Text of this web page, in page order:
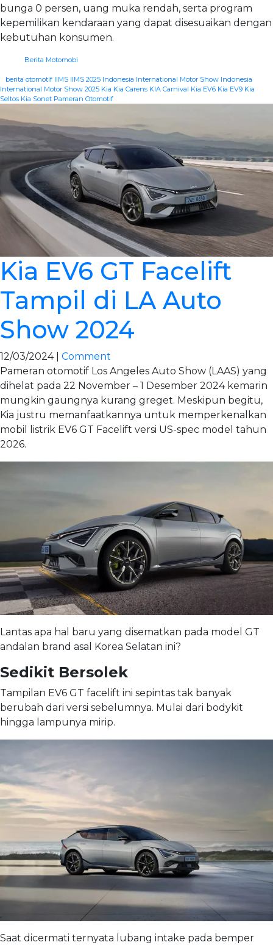
bunga 0 persen, uang muka rendah, serta program
kepemilikan kendaraan yang dapat disesuaikan dengan
kebutuhan konsumen.
Berita Motomobi
berita otomotif IIMS IIMS 2025 Indonesia International Motor Show Indonesia
International Motor Show 2025 Kia Kia Carens KIA Carnival Kia EV6 Kia EV9 Kia
Seltos Kia Sonet Pameran Otomotif
Kia EV6 GT Facelift
Tampil di LA Auto
Show 2024
12/03/2024 | Comment
Pameran otomotif Los Angeles Auto Show (LAAS) yang
dihelat pada 22 November – 1 Desember 2024 kemarin
mungkin gaungnya kurang greget. Meskipun begitu,
Kia justru memanfaatkannya untuk memperkenalkan
mobil listrik EV6 GT Facelift versi US-spec model tahun
2026.
Lantas apa hal baru yang disematkan pada model GT
andalan brand asal Korea Selatan ini?
Sedikit Bersolek
Tampilan EV6 GT facelift ini sepintas tak banyak
berubah dari versi sebelumnya. Mulai dari bodykit
hingga lampunya mirip.
Saat dicermati ternyata lubang intake pada bemper